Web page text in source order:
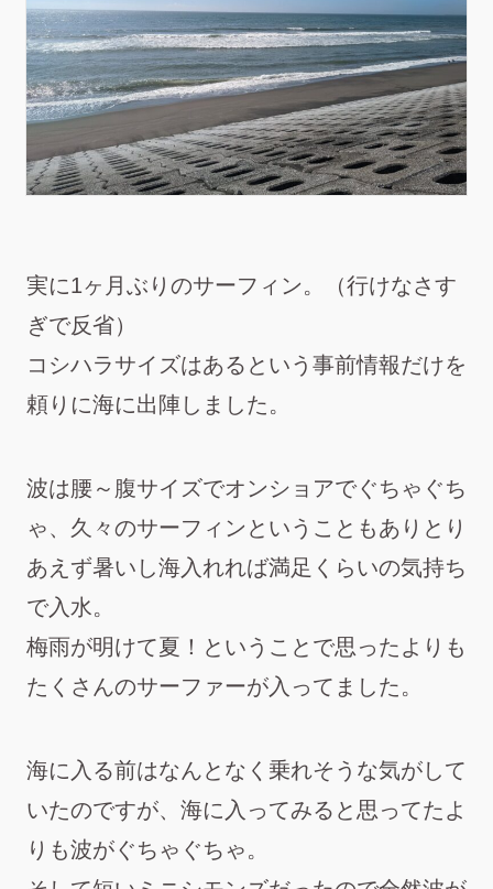
実に1ヶ月ぶりのサーフィン。（行けなさす
ぎで反省）
コシハラサイズはあるという事前情報だけを
頼りに海に出陣しました。
波は腰～腹サイズでオンショアでぐちゃぐち
ゃ、久々のサーフィンということもありとり
あえず暑いし海入れれば満足くらいの気持ち
で入水。
梅雨が明けて夏！ということで思ったよりも
たくさんのサーファーが入ってました。
海に入る前はなんとなく乗れそうな気がして
いたのですが、海に入ってみると思ってたよ
りも波がぐちゃぐちゃ。